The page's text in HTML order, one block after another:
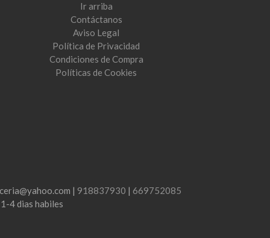
Ir arriba
Contáctanos
Aviso Legal
Política de Privacidad
Condiciones de Compra
Políticas de Cookies
| 918837930 | 669752085
1-4 dias habiles